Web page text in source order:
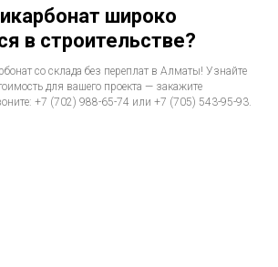
широко
в строительстве?
со склада без переплат в Алматы! Узнайте
для вашего проекта — закажите
+7 (702) 988-65-74 или +7 (705) 543-95-93.